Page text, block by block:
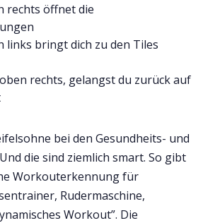
rechts öffnet die
links bringt dich zu den Tiles
rechts, gelangst du zurück auf
bei den Gesundheits- und
die sind ziemlich smart. So gibt
Workouterkennung für
Rudermaschine,
Workout”. Die